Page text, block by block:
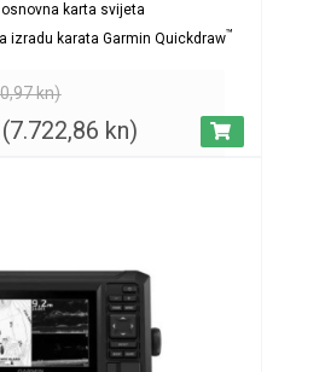
karta svijeta
izradu karata Garmin Quickdraw™
kn)
(7.722,86 kn)